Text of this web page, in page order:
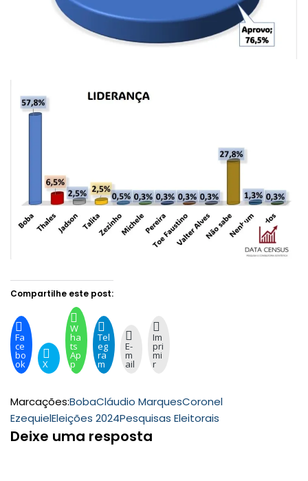
Compartilhe este post:
Fa
ce
bo
ok X
W
ha
ts
Ap
p
Tel
eg
ra
m
E-
m
ail
Im
pri
mi
r
Marcações:BobaCláudio MarquesCoronel
EzequielEleições 2024Pesquisas Eleitorais
Deixe uma resposta